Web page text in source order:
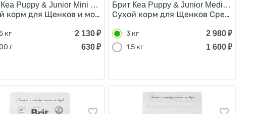
15 кг
собак Крупных и Гигантских пород Курица 15 кг
Puppy & Junior Mini Healthy Growth/
корм для Щенков и молодых собак Мелких пород Индейка 1,5
кг 2 130 ₽
г
630 ₽
Брит Кеа Puppy & Junior Medium
Сухой корм для Щенков Средних
3 кг 2 980₽
1,5 кг
1 600₽